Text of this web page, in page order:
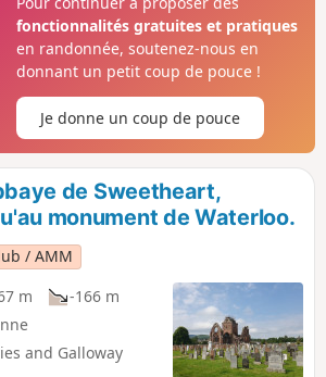
le sommet de la tour
car il y a
des marches
⚠️Les escaliers
sont vraiment
a PAS DE
au sommet,
d'amener
le vertige !
fonctionnalités gratuites et pratiques
en randonnée, soutenez-nous en
donnant un petit coup de pouce !
Je donne un coup de pouce
de Sweetheart,
monument de Waterloo.
/ AMM
m
-166 m
and Galloway